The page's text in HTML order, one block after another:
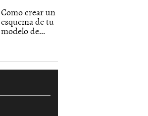
Como crear un
esquema de tu
modelo de...